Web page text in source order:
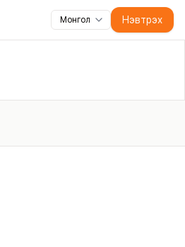
Холбоо барихГарын авлагаМобайл
Монгол Нэвтрэх